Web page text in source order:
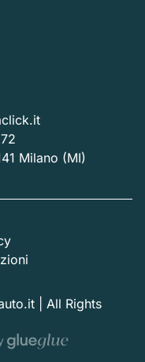
Milano (MI)
| All Rights